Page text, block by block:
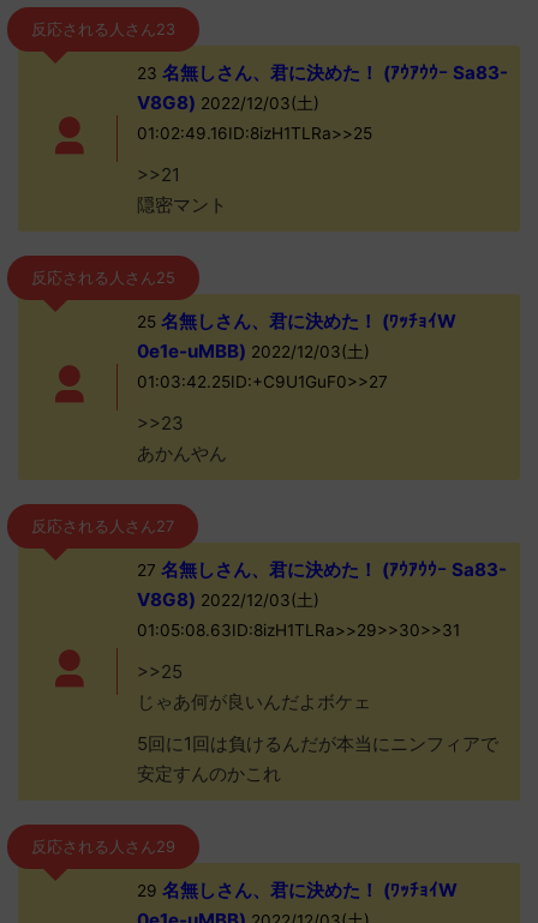
反応される人さん23
23 名無しさん、君に決めた！ (ｱｳｱｳｳｰ Sa83-
V8G8) 2022/12/03(土)
01:02:49.16ID:8izH1TLRa>>25
>>21
隠密マント
反応される人さん25
25名無しさん、君に決めた！ (ﾜｯﾁｮｲW
0e1e-uMBB) 2022/12/03(土)
01:03:42.25ID:+C9U1GuF0>>27
>>23
あかんやん
反応される人さん27
27 名無しさん、君に決めた！ (ｱｳｱｳｳｰ Sa83-
V8G8) 2022/12/03(土)
01:05:08.63ID:8izH1TLRa>>29>>30>>31
>>25
じゃあ何が良いんだよボケェ
5回に1回は負けるんだが本当にニンフィアで
安定すんのかこれ
反応される人さん29
29 名無しさん、君に決めた！ (ﾜｯﾁｮｲW